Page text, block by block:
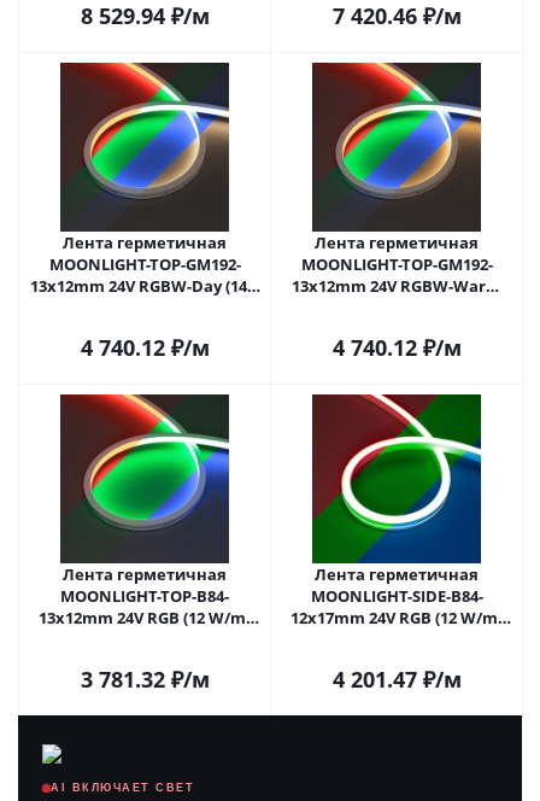
года)
8 529.94₽/м
года)
7 420.46₽/м
Лента герметичная
MOONLIGHT-TOP-GM192-
13x12mm 24V RGBW-Day (14.4
года)
4 740.12₽/м
Лента герметичная
MOONLIGHT-TOP-GM192-
13x12mm 24V RGBW-Warm
года)
4 740.12₽/м
Лента герметичная
MOONLIGHT-TOP-B84-
13x12mm 24V RGB (12 W/m,
3 781.32₽/м
Лента герметичная
MOONLIGHT-SIDE-B84-
12x17mm 24V RGB (12 W/m,
4 201.47₽/м
AI ВКЛЮЧАЕТ СВЕТ